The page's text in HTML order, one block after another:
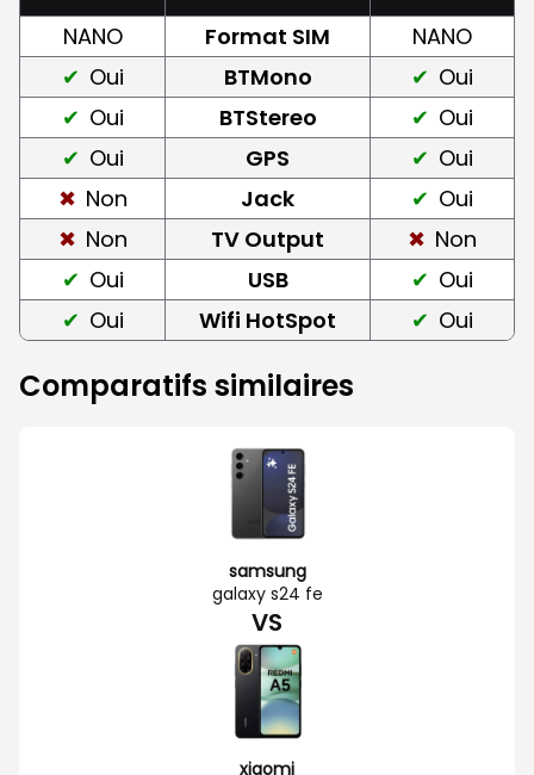
NANO Format SIM
NANO
Oui
BTMono
Oui
Oui
BTStereo
Oui
Oui
GPS
Oui
Non
Jack
Oui
Non
TV Output
Non
Oui
USB
Oui
Oui
Wifi HotSpot Oui
Comparatifs similaires
samsung
galaxy s24 fe
VS
xiaomi